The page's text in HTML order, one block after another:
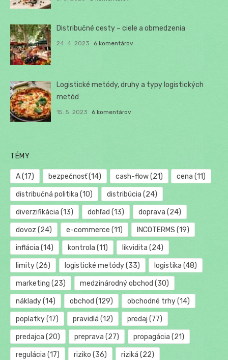
Distribučné cesty – ciele a obmedzenia
24. 4. 2023 6 komentárov
Logistické metódy, druhy a typy logistických
metód
15. 5. 2023 6 komentárov
TÉMY
A(17) bezpečnosť(14) cash-flow(21) cena (11)
distribučná politika (10) distribúcia (24)
diverzifikácia (13) dohľad (13) doprava (24)
dovoz (24) e-commerce (11) INCOTERMS (19)
inflácia (14) kontrola (11) likvidita (24)
limity(26) logistické metódy(33) logistika (48)
marketing (23) medzinárodný obchod (30)
náklady(14) obchod (129) obchodné trhy(14)
poplatky(17) pravidlá (12) predaj (77)
predajca (20) preprava (27) propagácia (21)
regulácia (17) riziko (36) riziká (22)